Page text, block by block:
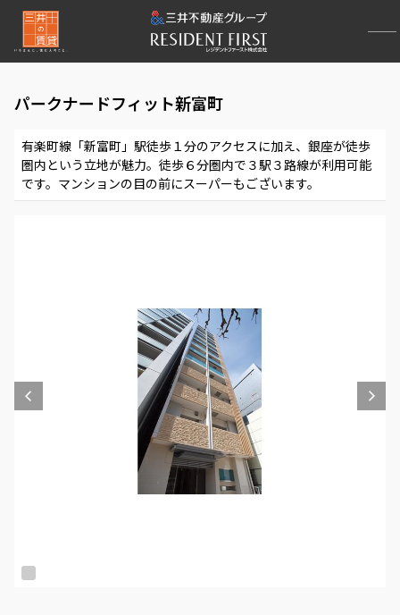
パークナードフィット新富町
有楽町線「新富町」駅徒歩１分のアクセスに加え、銀座が徒歩
圏内という立地が魅力。徒歩６分圏内で３駅３路線が利用可能
です。マンションの目の前にスーパーもございます。